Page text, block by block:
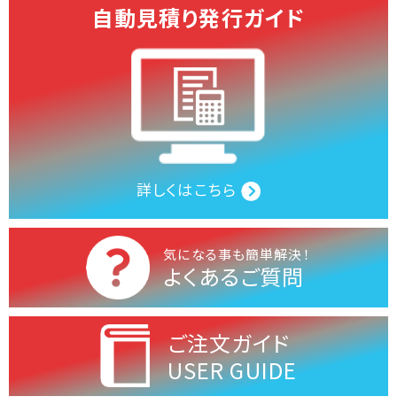
自動見積り発行ガイド
詳しくはこちら
気になる事も簡単解決！
よくあるご質問
ご注文ガイド
USER GUIDE